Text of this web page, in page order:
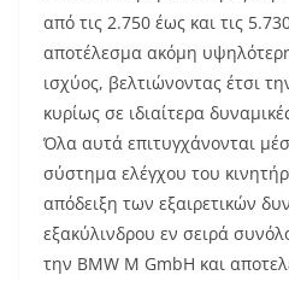
από τις 2.750 έως και τις
αποτέλεσμα ακόμη
ισχύος, βελτιώνοντας έτσι
κυρίως σε ιδιαίτερα
Όλα αυτά επιτυγχάνονται
σύστημα ελέγχου του
απόδειξη των εξαιρετικών
εξακύλινδρου εν σειρά
την BMW M GmbH και